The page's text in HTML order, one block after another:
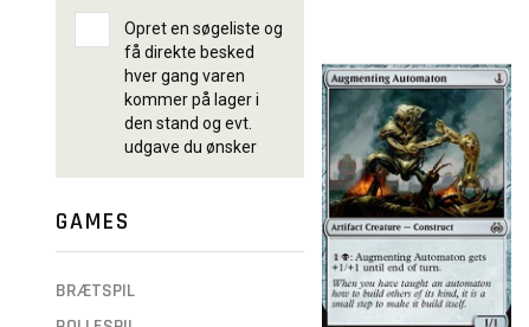
Opret en søgeliste og
få direkte besked
hver gang varen
kommer på lager i
den stand og evt.
udgave du ønsker
GAMES
BRÆTSPIL